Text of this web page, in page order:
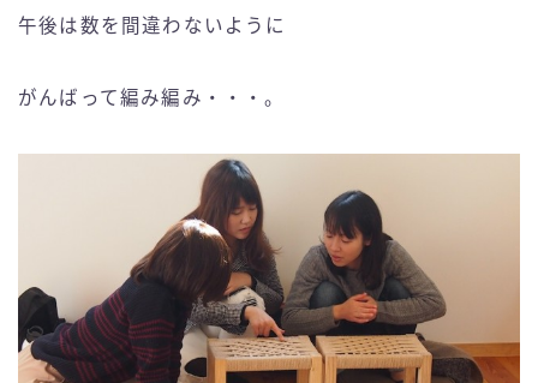
午後は数を間違わないように
がんばって編み編み・・・。